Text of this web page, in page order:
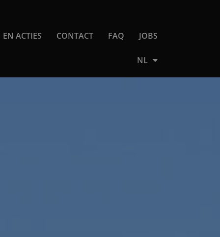
ACTIES CONTACT FAQ JOBS
NL